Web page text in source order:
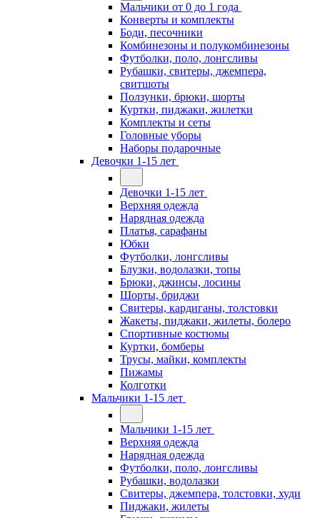
Мальчики от 0 до 1 года
Конверты и комплекты
Боди, песочники
Комбинезоны и полукомбинезоны
Футболки, поло, лонгсливы
Рубашки, свитеры, джемпера,
свитшоты
Ползунки, брюки, шорты
Куртки, пиджаки, жилетки
Комплекты и сеты
Головные уборы
Наборы подарочные
Девочки 1-15 лет
Девочки 1-15 лет
Верхняя одежда
Нарядная одежда
Платья, сарафаны
Юбки
Футболки, лонгсливы
Блузки, водолазки, топы
Брюки, джинсы, лосины
Шорты, бриджи
Свитеры, кардиганы, толстовки
Жакеты, пиджаки, жилеты, болеро
Спортивные костюмы
Куртки, бомберы
Трусы, майки, комплекты
Пижамы
Колготки
Мальчики 1-15 лет
Мальчики 1-15 лет
Верхняя одежда
Нарядная одежда
Футболки, поло, лонгсливы
Рубашки, водолазки
Свитеры, джемпера, толстовки, худи
Пиджаки, жилеты